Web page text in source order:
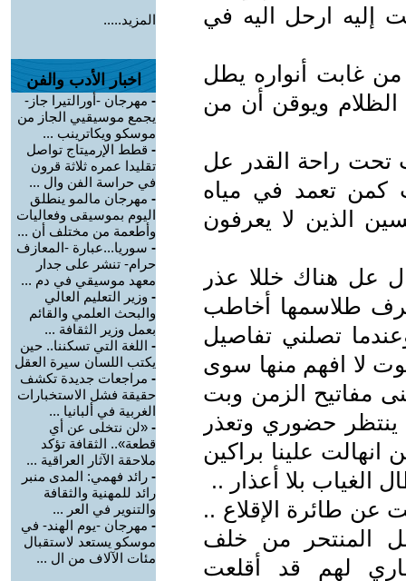
إليه ارحل اليه في
من غابت أنواره يطل
ويوقن أن من
راحة القدر عل
كمن تعمد في مياه
الذين لا يعرفون
عل هناك خللا عذر
طلاسمها أخاطب
تصلني تفاصيل
لا افهم منها سوى
مفاتيح الزمن وبت
حضوري وتعذر
علينا براكين
بلا أعذار ..
طائرة الإقلاع ..
المنتحر من خلف
لهم قد أقلعت
المزيد.....
اخبار الأدب والفن
- مهرجان -أورالتيرا جاز-
يجمع موسيقيي الجاز من
موسكو ويكاترينب ...
- قطط الإرميتاج تواصل
تقليدا عمره ثلاثة قرون
في حراسة الفن وال ...
- مهرجان مالمو ينطلق
اليوم بموسيقى وفعاليات
وأطعمة من مختلف أن ...
- سوريا...عبارة -المعازف
حرام- تنشر على جدار
معهد موسيقي في دم ...
- وزير التعليم العالي
والبحث العلمي والقائم
بعمل وزير الثقافة ...
- اللغة التي تسكننا.. حين
يكتب اللسان سيرة العقل
- مراجعات جديدة تكشف
حقيقة فشل الاستخبارات
الغربية في ألبانيا ...
- «لن نتخلى عن أي
قطعة».. الثقافة تؤكد
ملاحقة الآثار العراقية ...
- رائد فهمي: المدى منبر
رائد للمهنية والثقافة
والتنوير في العر ...
- مهرجان -يوم الهند- في
موسكو يستعد لاستقبال
مئات الآلاف من ال ...